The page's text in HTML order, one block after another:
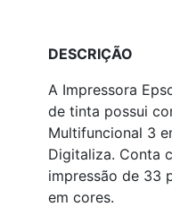
DESCRIÇÃO
A Impressora
de tinta possui
Multifuncional 3
Digitaliza. Conta
impressão de 33
em cores.